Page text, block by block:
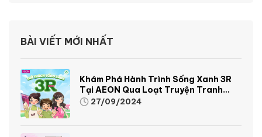
BÀI VIẾT MỚI NHẤT
Khám Phá Hành Trình Sống Xanh 3R
Tại AEON Qua Loạt Truyện Tranh
Sinh Động Và Thú Vị
27/09/2024